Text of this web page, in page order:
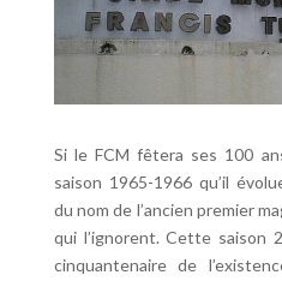
Si le FCM fêtera ses 100
saison 1965-1966 qu’il
du nom de l’ancien premier
qui l’ignorent. Cette saison
cinquantenaire de